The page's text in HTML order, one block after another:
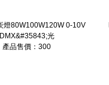
燈80W100W120W 0-10V
DMX&#35843;光
產品售價：300